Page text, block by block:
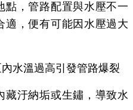
點，管路配置與水壓不一
適，便有可能因水壓過大
水溫過高引發管路爆裂
藏汙納垢或生鏽，導致水